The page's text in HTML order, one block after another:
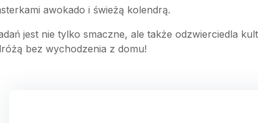
awokado i świeżą kolendrą.
jest nie tylko smaczne, ale także odzwierciedla
bez wychodzenia z domu!